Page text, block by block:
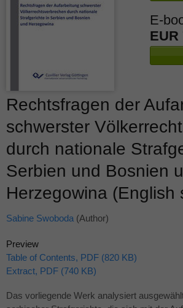
E-
EUR
Rechtsfragen der
schwerster
durch nationale
Serbien und Bosnien
Herzegowina (English
Sabine Swoboda (Author)
Preview
Table of Contents, PDF (820 KB)
Extract, PDF (740 KB)
Das vorliegende Werk analysiert